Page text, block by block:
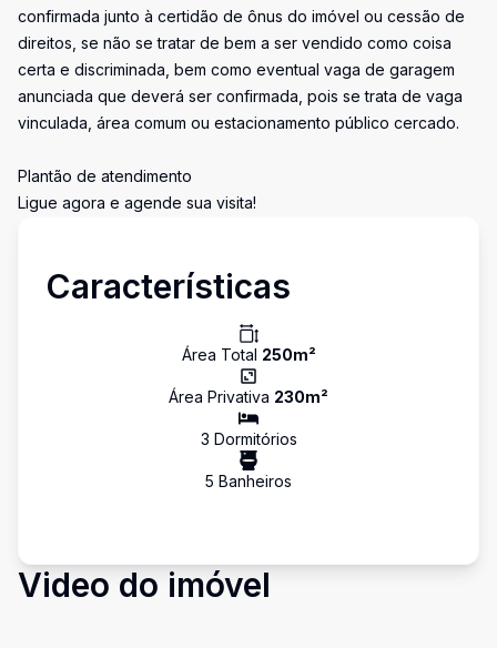
confirmada junto à certidão de ônus do imóvel ou cessão de
direitos, se não se tratar de bem a ser vendido como coisa
certa e discriminada, bem como eventual vaga de garagem
anunciada que deverá ser confirmada, pois se trata de vaga
vinculada, área comum ou estacionamento público cercado.
Plantão de atendimento
Ligue agora e agende sua visita!
Características
Área Total 250m²
Área Privativa 230m²
3 Dormitórios
5 Banheiros
Video do imóvel